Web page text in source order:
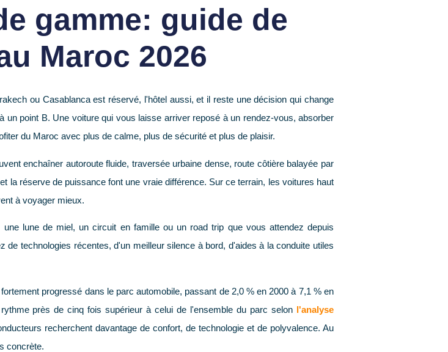
gamme: guide de
Maroc 2026
ou Casablanca est réservé, l'hôtel aussi, et il reste une décision qui change
point B. Une voiture qui vous laisse arriver reposé à un rendez-vous, absorber
du Maroc avec plus de calme, plus de sécurité et plus de plaisir.
enchaîner autoroute fluide, traversée urbaine dense, route côtière balayée par
la réserve de puissance font une vraie différence. Sur ce terrain, les voitures haut
à voyager mieux.
lune de miel, un circuit en famille ou un road trip que vous attendez depuis
technologies récentes, d'un meilleur silence à bord, d'aides à la conduite utiles
progressé dans le parc automobile, passant de 2,0 % en 2000 à 7,1 % en
près decinq fois supérieur à celui de l'ensemble du parc selon l'analyse
recherchent davantage de confort, de technologie et de polyvalence. Au
concrète.